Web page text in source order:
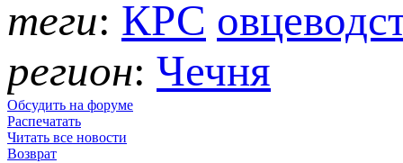
теги: КРС
регион: Чечня
Обсудить на форуме
Распечатать
Читать все новости
Возврат